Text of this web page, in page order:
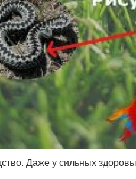
Даже у сильных